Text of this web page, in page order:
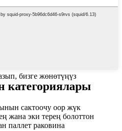
бизге жөнөтүңүз
категориялары